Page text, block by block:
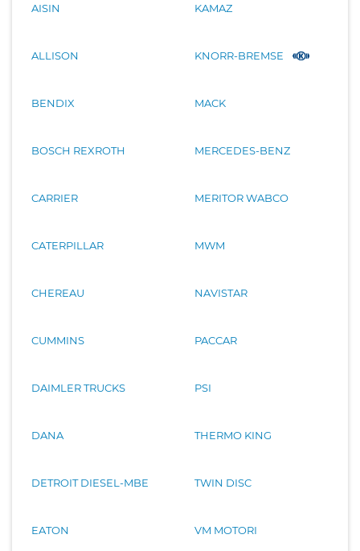
AISIN
ALLISON
BENDIX
BOSCH REXROTH
CARRIER
CATERPILLAR
CHEREAU
CUMMINS
DAIMLER TRUCKS
DANA
DETROIT DIESEL-MBE
EATON
KAMAZ
KNORR-BREMSE
MACK
MERCEDES-BENZ
MERITOR WABCO
MWM
NAVISTAR
PACCAR
PSI
THERMO KING
TWIN DISC
VM MOTORI